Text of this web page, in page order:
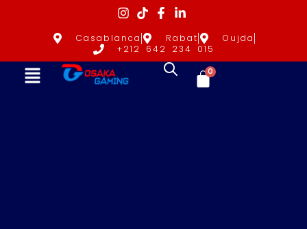
Casablanca Rabat
Oujda
+212 642 234 015
0